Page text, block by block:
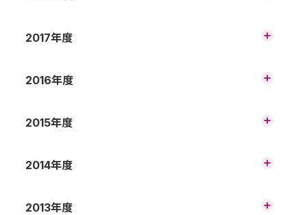
2023年3月期 第1四半期 財務諸表の概況
（非連結）
2022年3月期 第1四半期 財務諸表の概況
（非連結）
2021年3月期 第1四半期 財務諸表の概況（非
2020年3月期 第3四半期 財務諸表の概況
（連結）
2020年3月期 第1四半期 財務諸表の概況
2019年3月期 財務諸表の概況（連結）
2019年3月期 第3四半期 財務諸表の概況
（連結）
2019年3月期 第1四半期 財務諸表の概況（連
2017年度
2018年3月期 財務諸表の概況（連結）
2018年3月期 第3四半期 財務諸表の概況
（連結）
2016年度
2017年3月期 財務諸表の概況（連結）
2017年3月期 第3四半期 財務諸表の概況
2015年度
2016年3月期 財務諸表の概況（連結）
2016年3月期 第3四半期 財務諸表の概況
2014年度
2015年3月期 財務諸表の概況（連結）
2013年度